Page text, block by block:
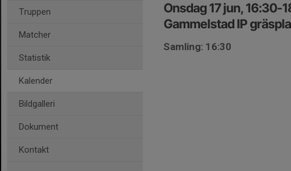
Truppen
Matcher
Statistik
Kalender
Bildgalleri
Dokument
Kontakt
Onsdag 17 jun, 16:30-
Gammelstad IP
Samling: 16:30